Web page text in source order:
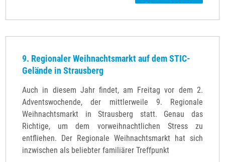
9. Regionaler Weihnachtsmarkt auf dem STIC-
Gelände in Strausberg
Auch in diesem Jahr findet, am Freitag vor dem 2.
Adventswochende, der mittlerweile 9. Regionale
Weihnachtsmarkt in Strausberg statt. Genau das
Richtige, um dem vorweihnachtlichen Stress zu
entfliehen. Der Regionale Weihnachtsmarkt hat sich
inzwischen als beliebter familiärer Treffpunkt